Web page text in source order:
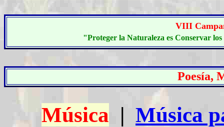
VIII C
"Proteger la Naturaleza es Conservar
Poesía,
Música | Música